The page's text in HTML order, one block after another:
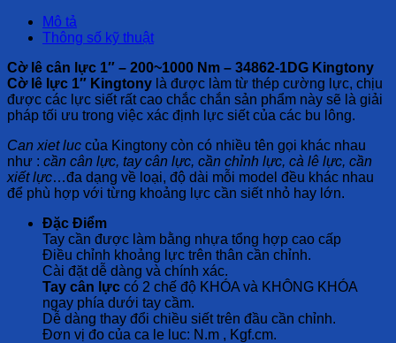
Mô tả
Thông số kỹ thuật
Cờ lê cân lực 1″ – 200~1000 Nm – 34862-1DG Kingtony
Cờ lê lực 1″ Kingtony là được làm từ thép cường lực, chịu
được các lực siết rất cao chắc chắn sản phẩm này sẽ là giải
pháp tối ưu trong việc xác định lực siết của các bu lông.
Can xiet luc của Kingtony còn có nhiều tên gọi khác nhau
như : cần cân lực, tay cân lực, cần chỉnh lực, cà lê lực, cần
xiết lực…đa dạng về loại, độ dài mỗi model đều khác nhau
để phù hợp với từng khoảng lực cần siết nhỏ hay lớn.
Đặc Điểm
Tay cần được làm bằng nhựa tổng hợp cao cấp
Điều chỉnh khoảng lực trên thân cần chỉnh.
Cài đặt dễ dàng và chính xác.
Tay cân lực có 2 chế độ KHÓA và KHÔNG KHÓA
ngay phía dưới tay cầm.
Dễ dàng thay đổi chiều siết trên đầu cần chỉnh.
Đơn vị đo của ca le luc: N.m , Kgf.cm.